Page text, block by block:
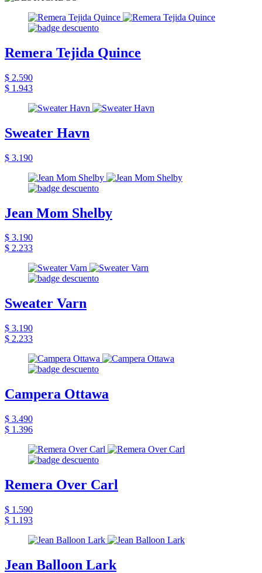
Remera Tejida Quince
$ 2.590
$ 1.943
Sweater Havn
$ 3.190
Jean Mom Shelby
$ 3.190
$ 2.233
Sweater Varn
$ 3.190
$ 2.233
Campera Ottawa
$ 3.490
$ 1.396
Remera Over Carl
$ 1.590
$ 1.193
Jean Balloon Lark